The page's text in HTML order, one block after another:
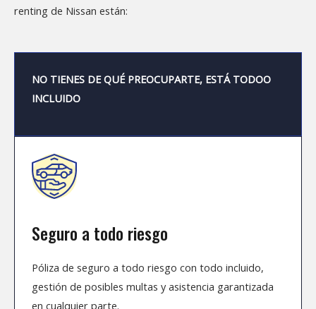
renting de Nissan están:
NO TIENES DE QUÉ PREOCUPARTE, ESTÁ TODOO
INCLUIDO
Seguro a todo riesgo
Póliza de seguro a todo riesgo con todo incluido,
gestión de posibles multas y asistencia garantizada
en cualquier parte.